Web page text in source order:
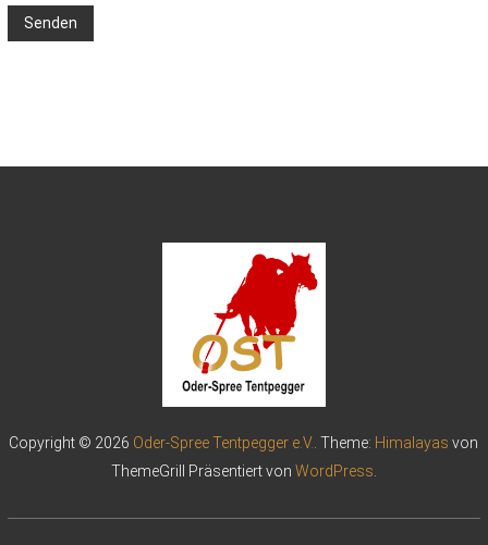
Copyright © 2026 Oder-Spree Tentpegger e.V. . Theme: Himalayas von
ThemeGrill Präsentiert von WordPress